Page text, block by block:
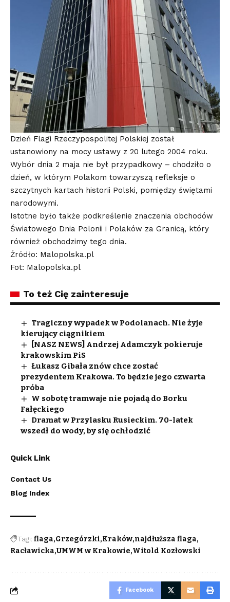
Dzień Flagi Rzeczypospolitej Polskiej został
ustanowiony na mocy ustawy z 20 lutego 2004 roku.
Wybór dnia 2 maja nie był przypadkowy – chodziło o
dzień, w którym Polakom towarzyszą refleksje o
szczytnych kartach historii Polski, pomiędzy świętami
narodowymi.
Istotne było także podkreślenie znaczenia obchodów
Światowego Dnia Polonii i Polaków za Granicą, który
również obchodzimy tego dnia.
Źródło: Malopolska.pl
Fot: Malopolska.pl
To też Cię zainteresuje
Tragiczny wypadek w Podolanach. Nie żyje
kierujący ciągnikiem
[NASZ NEWS] Andrzej Adamczyk pokieruje
krakowskim PiS
Łukasz Gibała znów chce zostać
prezydentem Krakowa. To będzie jego czwarta
próba
W sobotę tramwaje nie pojadą do Borku
Fałęckiego
Dramat w Przylasku Rusieckim. 70-latek
wszedł do wody, by się ochłodzić
Quick Link
Contact Us
Blog Index
Tagi:flaga Grzegórzki Kraków najdłuższa flaga
Racławicka UMWM w Krakowie Witold Kozłowski
Facebook